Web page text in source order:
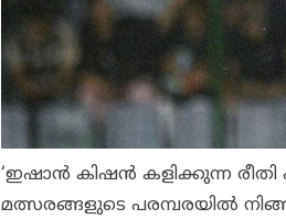
‘ഇഷാന്‍ കിഷന്‍ കളിക്കുന്ന
മത്സരങ്ങളുടെ പരമ്പരയില്‍